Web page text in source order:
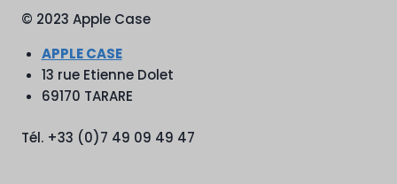
© 2023 Apple Case
APPLE CASE
13 rue Etienne Dolet
69170 TARARE
Tél. +33 (0)7 49 09 49 47